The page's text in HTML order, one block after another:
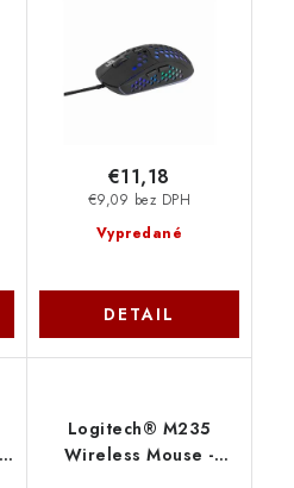
RX400
Vypredané
€9,09 bez DPH
€11,18
DETAIL
Logitech® M235
Wireless Mouse -